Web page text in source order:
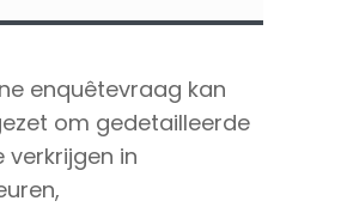
enquêtevraag kan
om gedetailleerde
verkrijgen in